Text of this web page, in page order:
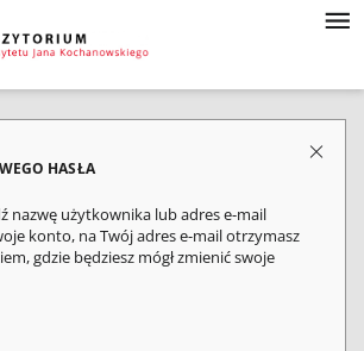
HASŁA
nazwę użytkownika lub adres e-mail
konto, na Twój adres e-mail otrzymasz
gdzie będziesz mógł zmienić swoje